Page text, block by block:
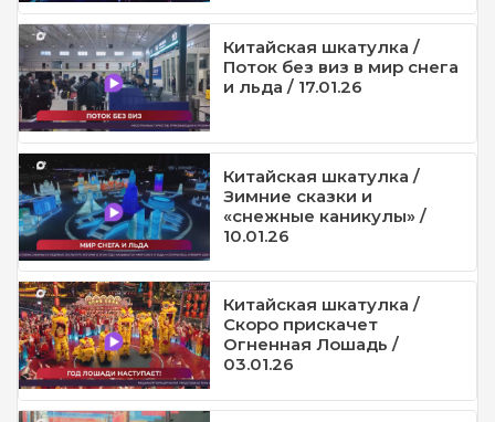
Китайская шкатулка /
Поток без виз в мир снега
и льда / 17.01.26
Китайская шкатулка /
Зимние сказки и
«снежные каникулы» /
10.01.26
Китайская шкатулка /
Скоро прискачет
Огненная Лошадь /
03.01.26